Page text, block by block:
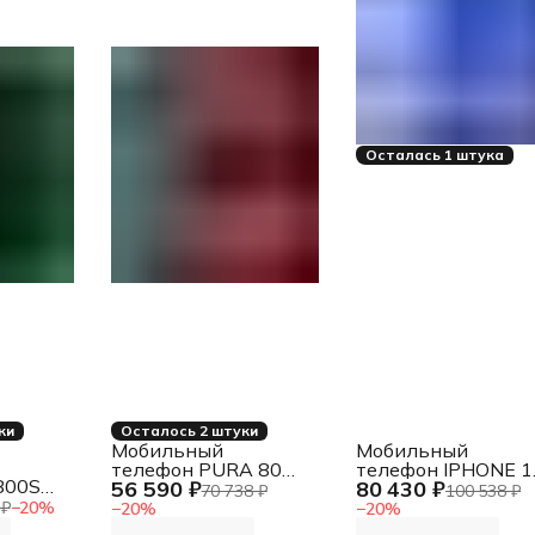
−20%
Осталось 2 штуки
56 590 ₽70 738 ₽
−20%
Мобильный
телефон PURA 80
12/256GB HED-LX9
FROSTED BLACK
Осталась 1 штука
80 430 ₽100 538 ₽
−20%
Мобильный
телефон IPHONE 16
128GB MYEC3HN/A
ULTRAMARINE